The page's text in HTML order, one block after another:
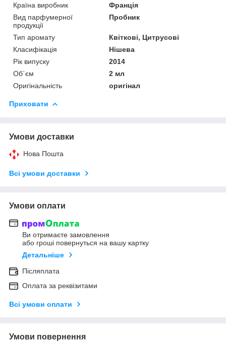
Країна виробник
Франція
Вид парфумерної
продукції
Пробник
Тип аромату
Квіткові, Цитрусові
Класифікація
Нішева
Рік випуску
2014
Об`єм
2 мл
Оригінальність
оригінал
Приховати
Умови доставки
Нова Пошта
Всі умови доставки
Умови оплати
Ви отримаєте замовлення
або гроші повернуться на вашу картку
Детальніше
Післяплата
Оплата за реквізитами
Всі умови оплати
Умови повернення